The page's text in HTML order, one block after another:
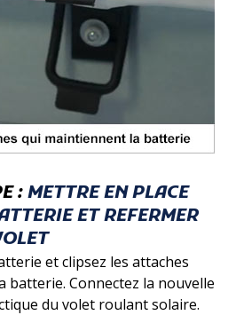
:METTRE EN PLACE
ET REFERMER
et clipsez les attaches
batterie. Connectez la nouvelle
du volet roulant solaire.